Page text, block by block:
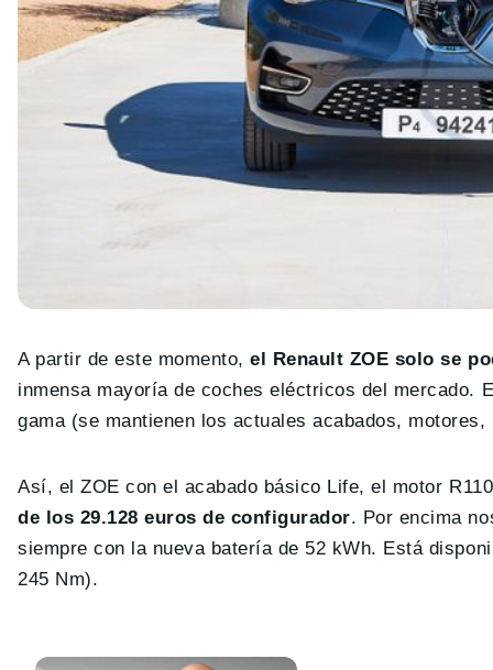
A partir de este momento,el Renault ZOE solo se
inmensa mayoría de coches eléctricos del mercado.
gama (se mantienen los actuales acabados,
Así, el ZOE con el acabado básico Life, el motor
de los 29.128 euros de configurador. Por encima
siempre con la nueva batería de 52 kWh. Está
245 Nm).